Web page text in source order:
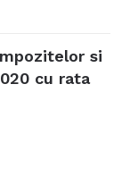
si
cu rata